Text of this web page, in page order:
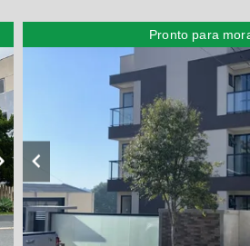
Pronto para